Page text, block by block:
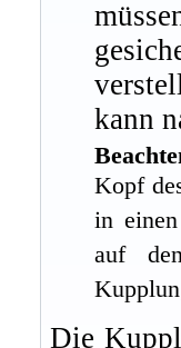
kann
Kopf
in
auf
Die